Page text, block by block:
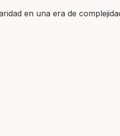
en una era de